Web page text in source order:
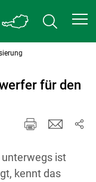
für den
ist
kennt das